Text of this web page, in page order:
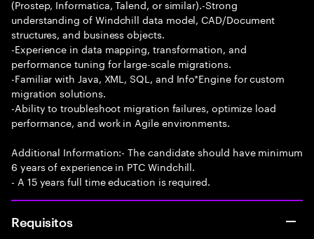
(Prostep, Informatica, Talend, or similar).-Strong
understanding of Windchill data model, CAD/Document
structures, and business objects.
-Experience in data mapping, transformation, and
performance tuning for large-scale migrations.
-Familiar with Java, XML, SQL, and Info*Engine for custom
migration solutions.
-Ability to troubleshoot migration failures, optimize load
performance, and work in Agile environments.
Additional Information:- The candidate should have minimum
6 years of experience in PTC Windchill.
- A 15 years full time education is required.
Requisitos